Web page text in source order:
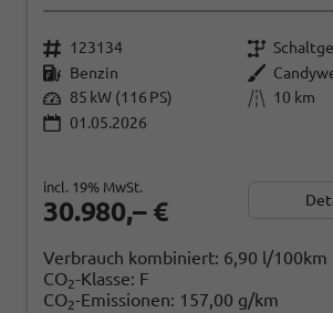
123134
Benzin
85 kW (116 PS)
10 km
01.05.2026
30.980,– €
incl. 19% MwSt.
Verbrauch kombiniert: 6,90 l/100km
CO2-Klasse: F
CO2-Emissionen: 157,00 g/km